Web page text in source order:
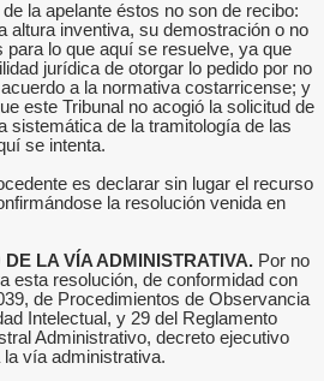
la apelante éstos no son de recibo:
altura inventiva, su demostración o no
para lo que aquí se resuelve, ya que
jurídica de otorgar lo pedido por no
a la normativa costarricense; y
este Tribunal no acogió la solicitud de
sistemática de la tramitología de las
se intenta.
es declarar sin lugar el recurso
la resolución venida en
LA VÍA ADMINISTRATIVA. Por no
esta resolución, de conformidad con
de Procedimientos de Observancia
Intelectual, y 29 del Reglamento
Administrativo, decreto ejecutivo
vía administrativa.